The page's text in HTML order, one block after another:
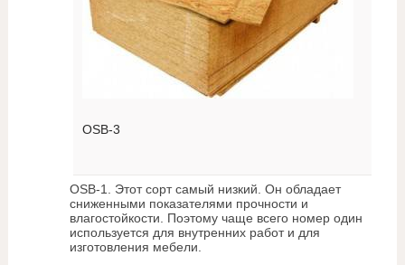
OSB-3
OSB-1. Этот сорт самый низкий. Он обладает
сниженными показателями прочности и
влагостойкости. Поэтому чаще всего номер один
используется для внутренних работ и для
изготовления мебели.